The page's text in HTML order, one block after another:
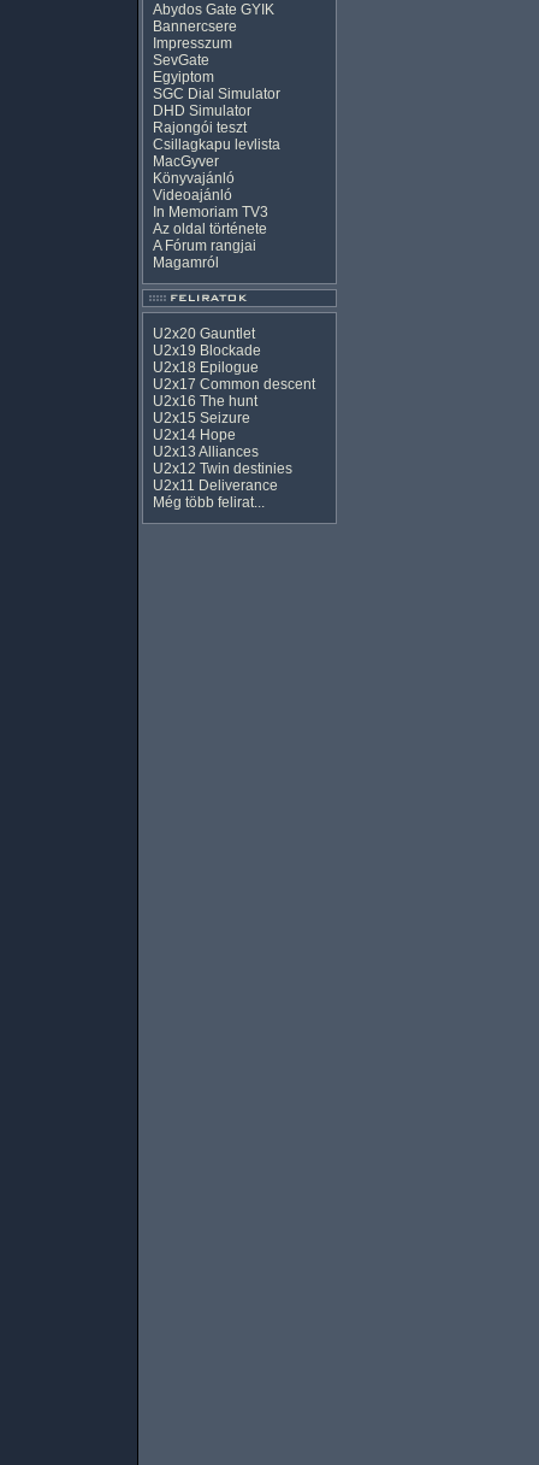
Abydos Gate GYIK
Bannercsere
Impresszum
SevGate
Egyiptom
SGC Dial Simulator
DHD Simulator
Rajongói teszt
Csillagkapu levlista
MacGyver
Könyvajánló
Videoajánló
In Memoriam TV3
Az oldal története
A Fórum rangjai
Magamról
U2x20 Gauntlet
U2x19 Blockade
U2x18 Epilogue
U2x17 Common descent
U2x16 The hunt
U2x15 Seizure
U2x14 Hope
U2x13 Alliances
U2x12 Twin destinies
U2x11 Deliverance
Még több felirat...